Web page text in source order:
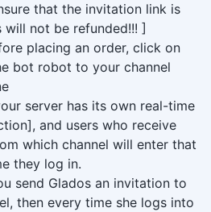
that the invitation link is
not be refunded!!! ]
placing an order, click on
bot robot to your channel
server has its own real-time
and users who receive
which channel will enter that
they log in.
send Glados an invitation to
then every time she logs into